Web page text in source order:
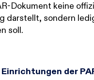
Dokument keine
darstellt, sondern
soll.
der